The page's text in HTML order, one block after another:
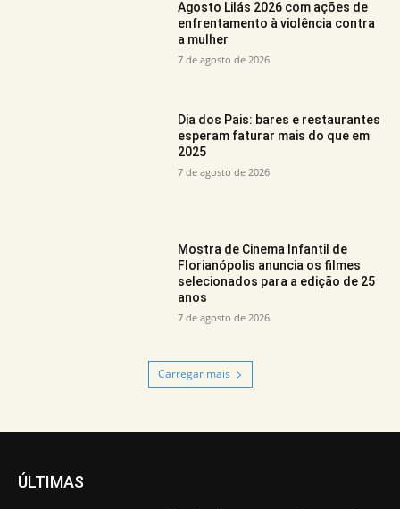
Agosto Lilás 2026 com ações de
enfrentamento à violência contra
a mulher
7 de agosto de 2026
Dia dos Pais: bares e restaurantes
esperam faturar mais do que em
2025
7 de agosto de 2026
Mostra de Cinema Infantil de
Florianópolis anuncia os filmes
selecionados para a edição de 25
anos
7 de agosto de 2026
Carregar mais
ÚLTIMAS